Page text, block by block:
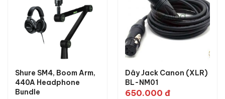
Shure SM4, Boom Arm,
440A Headphone
Bundle
Dây Jack Canon (XLR)
BL-NM01
650.000 đ